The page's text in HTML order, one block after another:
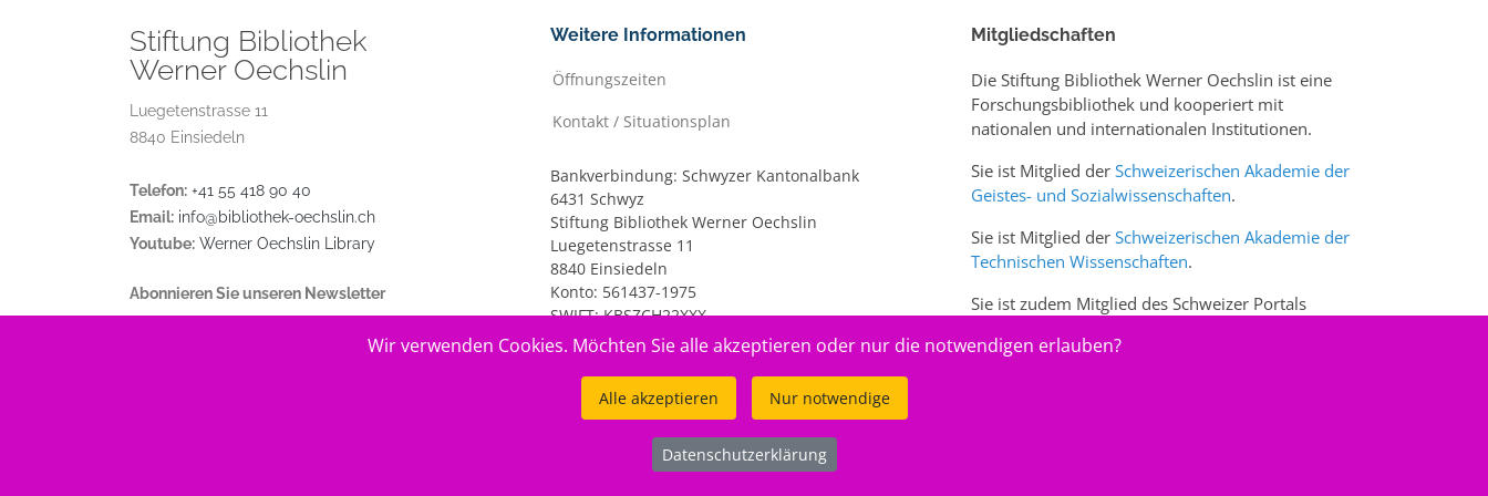
Stiftung Bibliothek
Werner Oechslin
Luegetenstrasse 11
8840 Einsiedeln
Telefon: +41 55 418 90 40
Email: info@bibliothek-oechslin.ch
Youtube: Werner Oechslin Library
Abonnieren Sie unseren Newsletter
Weitere Informationen
Öffnungszeiten
Kontakt / Situationsplan
Bankverbindung: Schwyzer Kantonalbank
6431 Schwyz
Stiftung Bibliothek Werner Oechslin
Luegetenstrasse 11
8840 Einsiedeln
Konto: 561437-1975
SWIFT: KBSZCH22XXX
IBAN: CH20 0077 7005 6143 7197 5
Mitgliedschaften
Die Stiftung Bibliothek Werner Oechslin ist eine
Forschungsbibliothek und kooperiert mit
nationalen und internationalen Institutionen.
Sie ist Mitglied der Schweizerischen Akademie der
Geistes- und Sozialwissenschaften.
Sie ist Mitglied der Schweizerischen Akademie der
Technischen Wissenschaften.
Sie ist zudem Mitglied des Schweizer Portals
Wir verwenden Cookies. Möchten Sie alle akzeptieren oder nur die notwendigen erlauben?
Alle akzeptieren Nur notwendige
Datenschutzerklärung